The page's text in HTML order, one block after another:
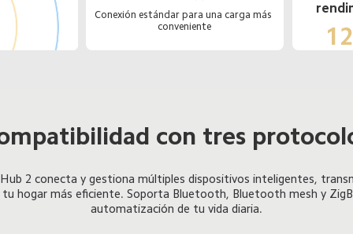
Conexión estándar para una carga más
conveniente
con tres
2 conecta y gestiona múltiples dispositivos inteligentes,
tu hogar más eficiente. Soporta Bluetooth, Bluetooth mesh y
automatización de tu vida diaria.